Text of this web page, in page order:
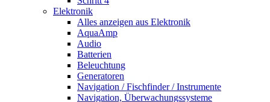
Elektronik
Alles anzeigen aus Elektronik
AquaAmp
Audio
Batterien
Beleuchtung
Generatoren
Navigation / Fischfinder / Instrumente
Navigation, Überwachungssysteme